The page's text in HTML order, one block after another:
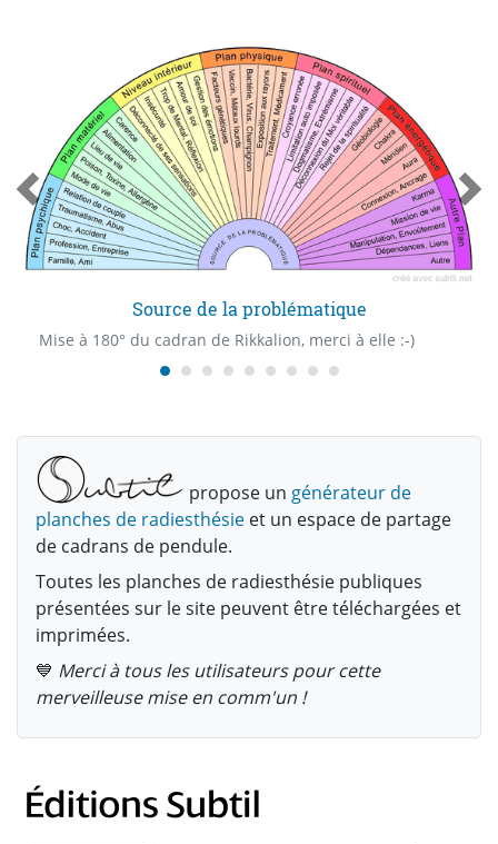
Source de la problématique
Mise à 180° du cadran de Rikkalion, merci à elle :-)
propose un générateur de
planches de radiesthésie et un espace de partage
de cadrans de pendule.
Toutes les planches de radiesthésie publiques
présentées sur le site peuvent être téléchargées et
imprimées.
💙 Merci à tous les utilisateurs pour cette
merveilleuse mise en comm'un !